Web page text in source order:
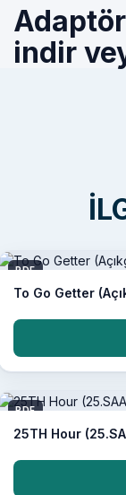
indir
PDF
To Go Getter
PDF
25TH Hour